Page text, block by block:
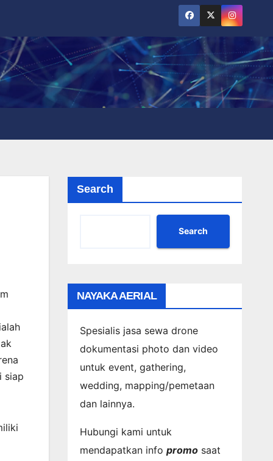
siap
Search
Search
NAYAKA AERIAL
Spesialis jasa sewa drone
dokumentasi photo dan video
untuk event, gathering,
wedding, mapping/pemetaan
dan lainnya.
Hubungi kami untuk
mendapatkan info promosaat